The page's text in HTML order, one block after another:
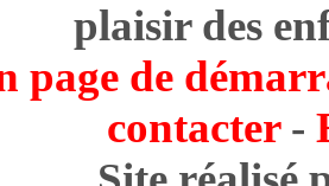
plaisir des
page de
contacter-